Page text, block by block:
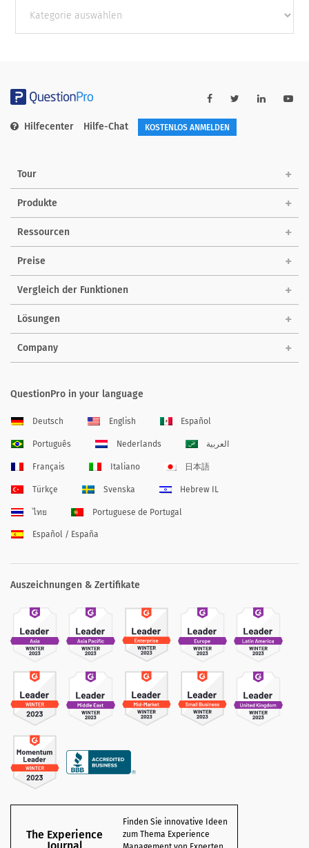
Kategorien
Hilfecenter Hilfe-Chat KOSTENLOS ANMELDEN
Tour
Produkte
Ressourcen
Preise
Vergleich der Funktionen
Lösungen
Company
QuestionPro in your language
Deutsch English Español
Português Nederlands العربية
Français Italiano 日本語
Türkçe Svenska Hebrew IL
ไทย Portuguese de Portugal
Español / España
Auszeichnungen & Zertifikate
The Experience
Finden Sie innovative Ideen
zum Thema Experience